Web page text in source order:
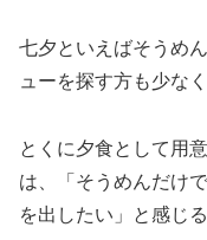
七夕といえばそうめ
ューを探す方も少な
とくに夕食として用
は、「そうめんだけ
を出したい」と感じ